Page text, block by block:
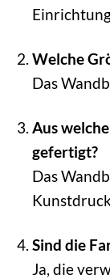
Welche
Das
Aus
gefertigt?
Das
Sind die
Ja, die